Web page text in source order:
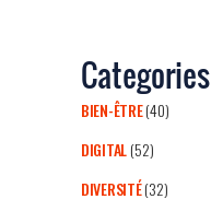
Categories
BIEN-ÊTRE(40)
DIGITAL(52)
DIVERSITÉ(32)